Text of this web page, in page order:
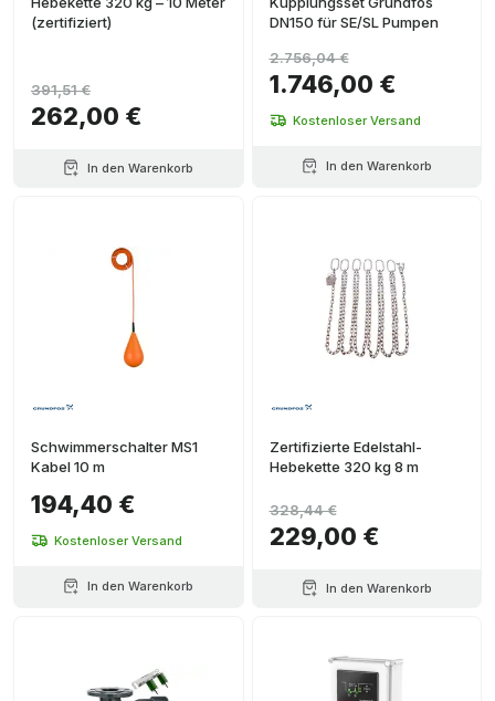
(zertifiziert)
262,00 €
391,51 €
In den Warenkorb
DN150 für SE/SL Pumpen
1.746,00 €
2.756,04 €
Kostenloser Versand
In den Warenkorb
Schwimmerschalter MS1
Kabel 10 m
194,40 €
Kostenloser Versand
In den Warenkorb
Zertifizierte Edelstahl-
Hebekette 320 kg 8 m
229,00 €
328,44 €
In den Warenkorb